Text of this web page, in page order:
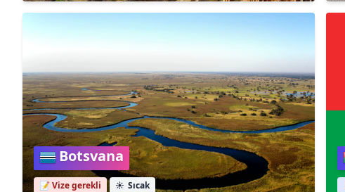
Botsvana
📝 Vize gerekli ☀️ Sıcak